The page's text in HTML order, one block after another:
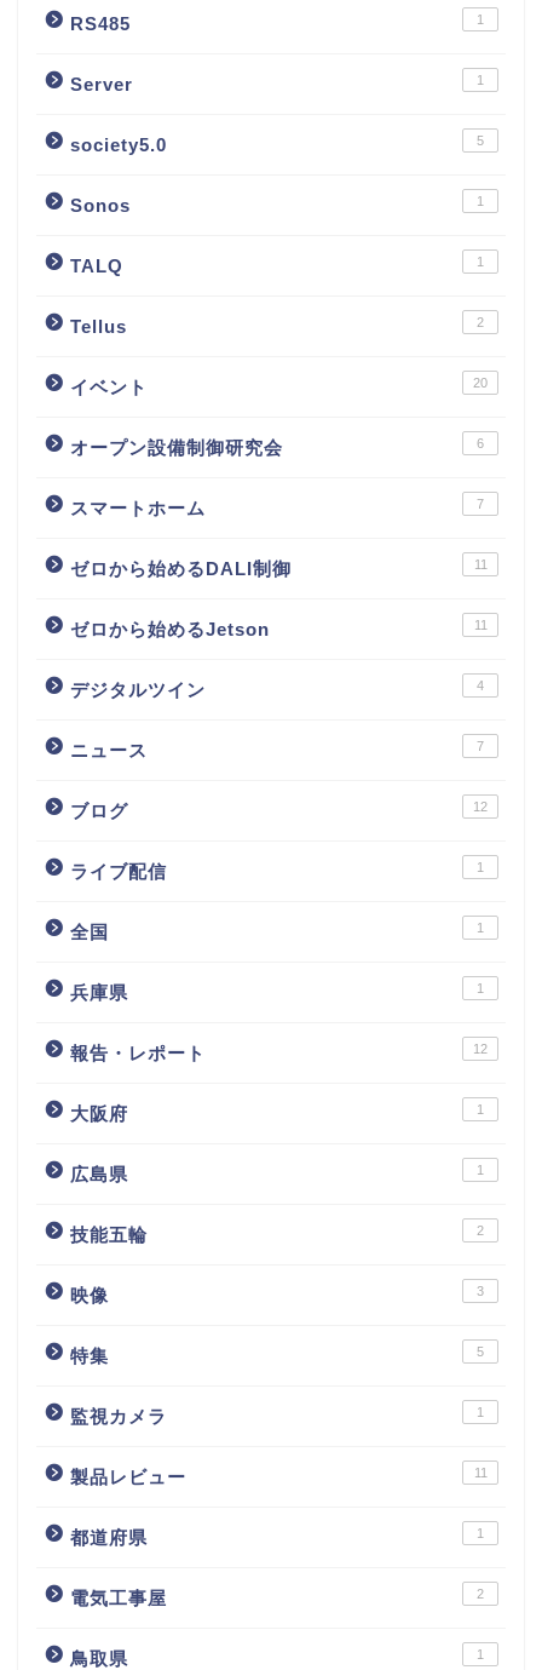
RS485 1
Server 1
society5.0 5
Sonos 1
TALQ 1
Tellus 2
イベント 20
オープン設備制御研究会 6
スマートホーム 7
ゼロから始めるDALI制御 11
ゼロから始めるJetson 11
デジタルツイン 4
ニュース 7
ブログ 12
ライブ配信 1
全国 1
兵庫県 1
報告・レポート 12
大阪府 1
広島県 1
技能五輪 2
映像 3
特集 5
監視カメラ 1
製品レビュー 11
都道府県 1
電気工事屋 2
鳥取県 1